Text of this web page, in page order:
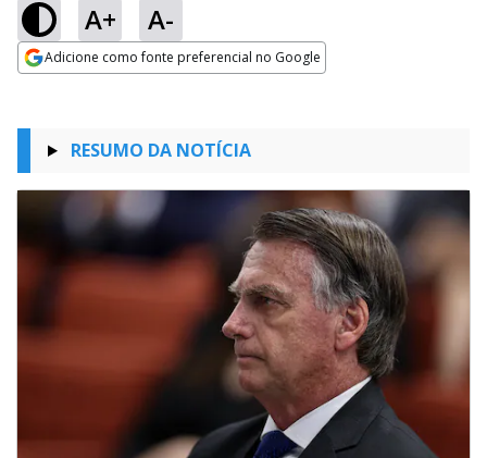
A+ A-
Adicione como fonte preferencial no Google
RESUMO DA NOTÍCIA